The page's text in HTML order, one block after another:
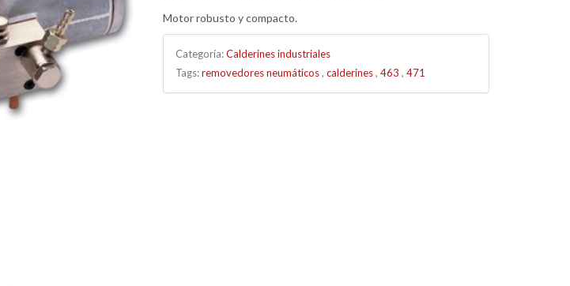
Motor robusto y compacto.
Categoría:Calderines industriales
Tags:removedores neumáticos,calderines,463 ,471